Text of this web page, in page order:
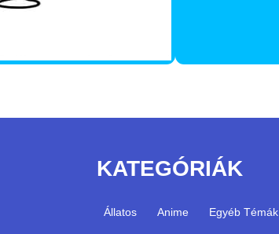
KATEGÓRIÁK
Állatos Anime Egyéb Témák